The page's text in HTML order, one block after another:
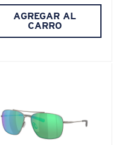
AGREGAR AL
CARRO